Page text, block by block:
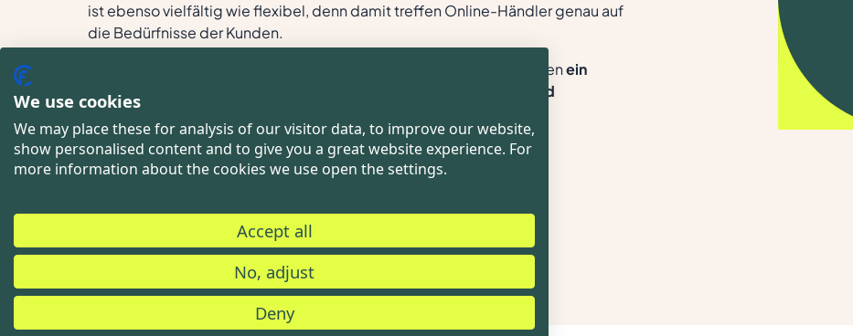
ist ebenso vielfältig wie flexibel, denn damit treffen Online-Händler genau auf
die Bedürfnisse der Kunden.
Erfahren Sie mehr darüber, wie notebooksbilliger.de für seine Kundenein
Maximum an Flexibilität durch die Erweiterung seines Service- und
Versicherungsangebots
Oder sprechen Sie direkt mit uns →
We use cookies
We may place these for analysis of our visitor data, to improve our website,
show personalised content and to give you a great website experience. For
more information about the cookies we use open the settings.
Accept all
No, adjust
Deny